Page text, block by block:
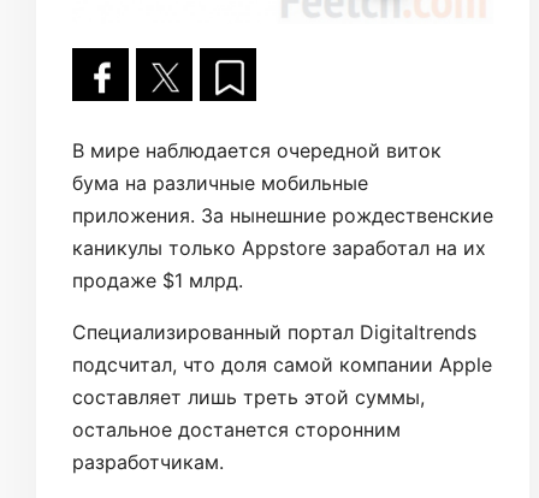
В мире наблюдается очередной виток
бума на различные мобильные
приложения. За нынешние рождественские
каникулы только Appstore заработал на их
продаже $1 млрд.
Специализированный портал Digitaltrends
подсчитал, что доля самой компании Apple
составляет лишь треть этой суммы,
остальное достанется сторонним
разработчикам.